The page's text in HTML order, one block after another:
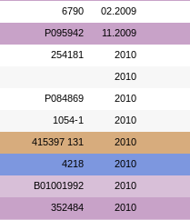
6790 02.2009
P095942 11.2009
254181 2010
2010
P084869 2010
1054-1 2010
415397 131 2010
4218 2010
B01001992 2010
352484 2010